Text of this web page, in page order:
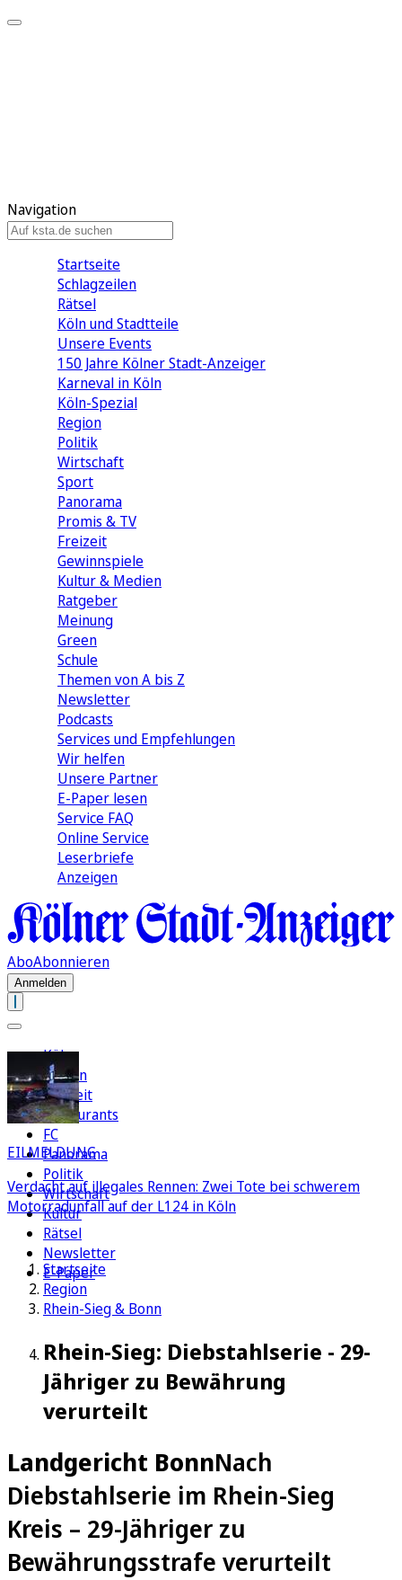
Navigation
Startseite
Schlagzeilen
Rätsel
Köln und Stadtteile
Unsere Events
150 Jahre Kölner Stadt-Anzeiger
Karneval in Köln
Köln-Spezial
Region
Politik
Wirtschaft
Sport
Panorama
Promis & TV
Freizeit
Gewinnspiele
Kultur & Medien
Ratgeber
Meinung
Green
Schule
Themen von A bis Z
Newsletter
Podcasts
Services und Empfehlungen
Wir helfen
Unsere Partner
E-Paper lesen
Service FAQ
Online Service
Leserbriefe
Anzeigen
AboAbonnieren
Anmelden
Köln
Region
Freizeit
Restaurants
FC
Panorama
Politik
Wirtschaft
Kultur
Rätsel
Newsletter
E-Paper
EILMELDUNG
Verdacht auf illegales Rennen: Zwei Tote bei schwerem
Motorradunfall auf der L124 in Köln
Startseite
Region
Rhein-Sieg & Bonn
Rhein-Sieg: Diebstahlserie - 29-
Jähriger zu Bewährung
verurteilt
Landgericht BonnNach
Diebstahlserie im Rhein-Sieg
Kreis – 29-Jähriger zu
Bewährungsstrafe verurteilt